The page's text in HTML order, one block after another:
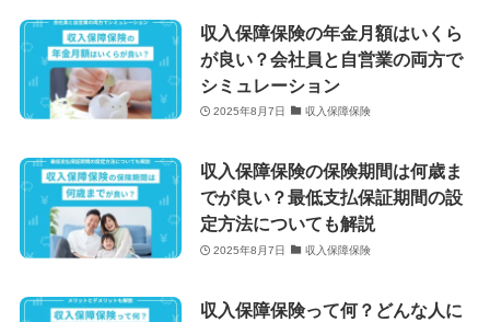
収入保障保険の年金月額はいくら
が良い？会社員と自営業の両方で
シミュレーション
2025年8月7日 収入保障保険
収入保障保険の保険期間は何歳ま
でが良い？最低支払保証期間の設
定方法についても解説
2025年8月7日 収入保障保険
収入保障保険って何？どんな人に